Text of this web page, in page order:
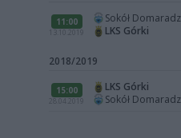
11:00
13.10.2019
Sokół Domaradz
LKS Górki
2018/2019
15:00
28.04.2019
LKS Górki
Sokół Domaradz